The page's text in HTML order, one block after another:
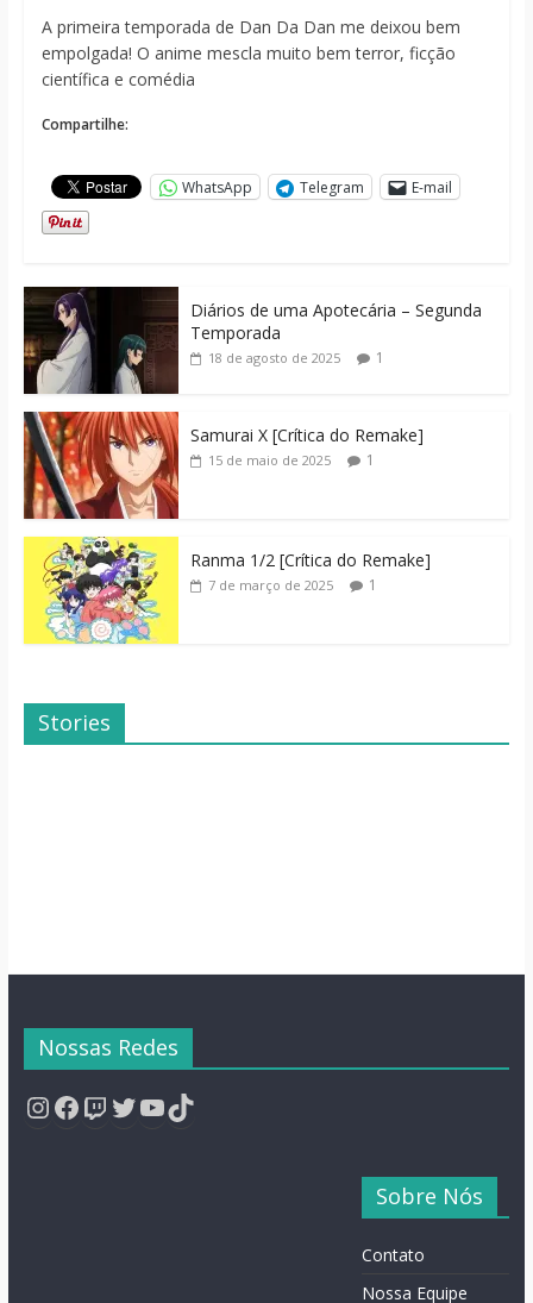
A primeira temporada de Dan Da Dan me deixou bem
empolgada! O anime mescla muito bem terror, ficção
científica e comédia
Compartilhe:
WhatsApp Telegram E-mail
Diários de uma Apotecária – Segunda
Temporada
18 de agosto de 2025 1
Samurai X [Crítica do Remake]
15 de maio de 2025 1
Ranma 1/2 [Crítica do Remake]
7 de março de 2025 1
Stories
Dicas de Filmes
Para o Fim de
Família Inusitada
Nossas Redes
Instagram
Facebook
Twitch
Twitter
YouTube
TikTok
Sobre Nós
Contato
Nossa Equipe